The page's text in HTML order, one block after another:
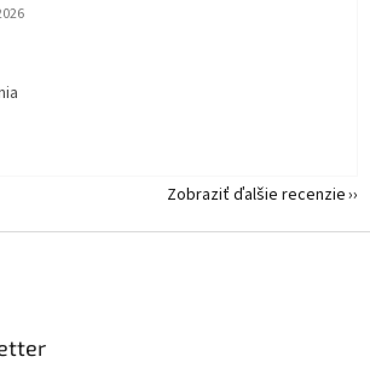
obchodu je 5 z 5 hviezdičiek.
Zobraziť ďalšie recenzie